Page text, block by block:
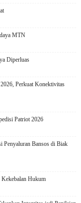
MTN
Diperluas
Perkuat Konektivitas
Patriot 2026
Penyaluran Bansos di Biak
Hukum